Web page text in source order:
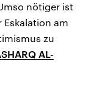
nötiger ist
am
zu
AL-